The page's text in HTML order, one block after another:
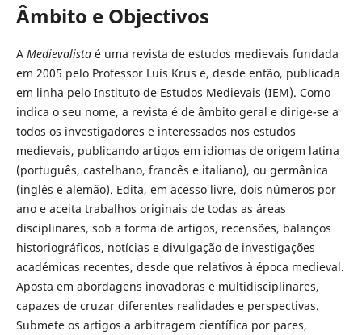
Âmbito e Objectivos
A Medievalistaé uma revista de estudos medievais fundada
em 2005 pelo Professor Luís Krus e, desde então, publicada
em linha pelo Instituto de Estudos Medievais (IEM). Como
indica o seu nome, a revista é de âmbito geral e dirige-se a
todos os investigadores e interessados nos estudos
medievais, publicando artigos em idiomas de origem latina
(português, castelhano, francês e italiano), ou germânica
(inglês e alemão). Edita, em acesso livre, dois números por
ano e aceita trabalhos originais de todas as áreas
disciplinares, sob a forma de artigos, recensões, balanços
historiográficos, notícias e divulgação de investigações
académicas recentes, desde que relativos à época medieval.
Aposta em abordagens inovadoras e multidisciplinares,
capazes de cruzar diferentes realidades e perspectivas.
Submete os artigos a arbitragem científica por pares,